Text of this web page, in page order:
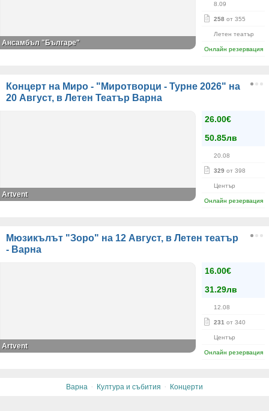
8.09
258 от 355
Летен театър
Онлайн резервация
Ансамбъл "Българе"
Концерт на Миро - "Миротворци - Турне 2026" на
20 Август, в Летен Театър Варна
26.00€
50.85лв
20.08
329 от 398
Център
Онлайн резервация
Artvent
Мюзикълът "Зоро" на 12 Август, в Летен театър
- Варна
16.00€
31.29лв
12.08
231 от 340
Център
Онлайн резервация
Artvent
Варна · Култура и събития · Концерти